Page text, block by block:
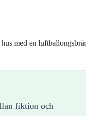
med en
fiktion och